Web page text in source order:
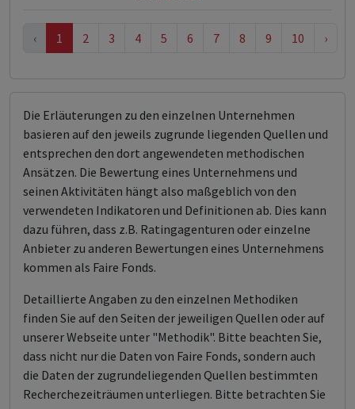
‹ 1 2 3 4 5 6 7 8 9 10 ›
Die Erläuterungen zu den einzelnen Unternehmen
basieren auf den jeweils zugrunde liegenden Quellen und
entsprechen den dort angewendeten methodischen
Ansätzen. Die Bewertung eines Unternehmens und
seinen Aktivitäten hängt also maßgeblich von den
verwendeten Indikatoren und Definitionen ab. Dies kann
dazu führen, dass z.B. Ratingagenturen oder einzelne
Anbieter zu anderen Bewertungen eines Unternehmens
kommen als Faire Fonds.
Detaillierte Angaben zu den einzelnen Methodiken
finden Sie auf den Seiten der jeweiligen Quellen oder auf
unserer Webseite unter "Methodik". Bitte beachten Sie,
dass nicht nur die Daten von Faire Fonds, sondern auch
die Daten der zugrundeliegenden Quellen bestimmten
Recherchezeiträumen unterliegen. Bitte betrachten Sie